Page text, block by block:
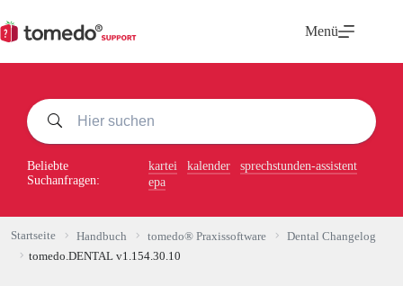
Inhalt
springen
Menü
Beliebte
Suchanfragen:
kartei kalender
sprechstunden-assistent
epa
Startseite Handbuch tomedo® Praxissoftware
Dental Changelog
tomedo.DENTAL v1.154.30.10